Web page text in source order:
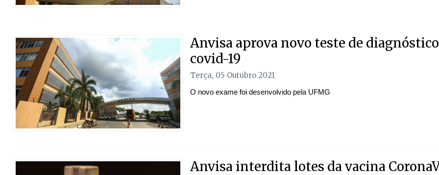
Anvisa aprova novo teste de
covid-19
Terça, 05 Outubro 2021
O novo exame foi desenvolvido pela UFMG
Anvisa interdita lotes da vacina